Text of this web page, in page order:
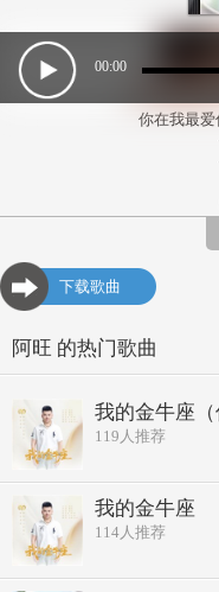
00:00
你在我最爱
你在我
空荡
我还
心酸还
事实当年
你在我
空荡
你在我
下载歌曲
阿旺 的热门歌曲
我的金牛座（
119 人推荐
我的金牛座
114人推荐